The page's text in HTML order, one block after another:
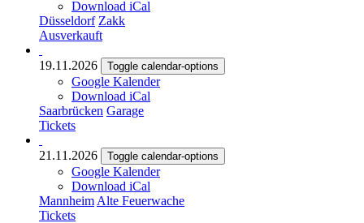
Download iCal
Düsseldorf Zakk
Ausverkauft
19.11.2026 Toggle calendar-options
Google Kalender
Download iCal
Saarbrücken Garage
Tickets
21.11.2026 Toggle calendar-options
Google Kalender
Download iCal
Mannheim Alte Feuerwache
Tickets